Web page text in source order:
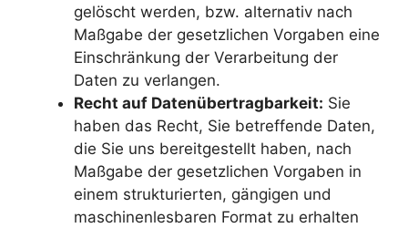
gelöscht werden, bzw. alternativ nach
Maßgabe der gesetzlichen Vorgaben eine
Einschränkung der Verarbeitung der
Daten zu verlangen.
Recht auf Datenübertragbarkeit: Sie
haben das Recht, Sie betreffende Daten,
die Sie uns bereitgestellt haben, nach
Maßgabe der gesetzlichen Vorgaben in
einem strukturierten, gängigen und
maschinenlesbaren Format zu erhalten